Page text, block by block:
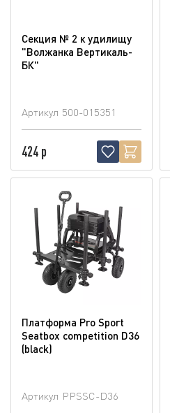
Секция № 2 к удилищу
"Волжанка Вертикаль-
БК"
Артикул 500-015351
424 р
Платформа Pro Sport
Seatbox competition D36
(blaсk)
Артикул PPSSC-D36